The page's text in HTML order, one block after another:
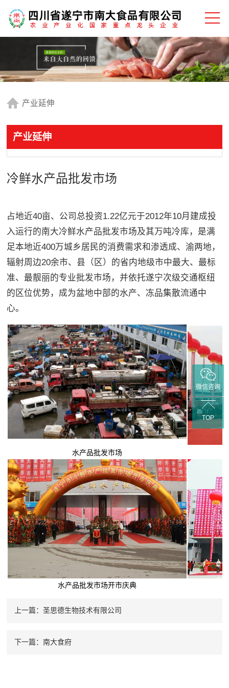
产业延伸
产业延伸
冷鲜水产品批发市场
占地近40亩、公司总投资1.22亿元于2012年10月建成投
入运行的南大冷鲜水产品批发市场及其万吨冷库，是满
足本地近400万城乡居民的消费需求和渗透成、渝两地，
辐射周边20余市、县（区）的省内地级市中最大、最标
准、最靓丽的专业批发市场，并依托遂宁次级交通枢纽
的区位优势，成为盆地中部的水产、冻品集散流通中
心。
水产品批发市场
水产品批发市场开市庆典
上一篇：圣思德生物技术有限公司
下一篇：南大食府
微信咨询
TOP